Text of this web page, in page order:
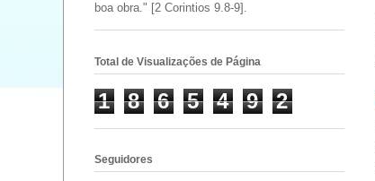
boa obra." [2 Corintios 9.8-9].
Total de Visualizações de Página
1 8 6 5 4 9 2
Seguidores